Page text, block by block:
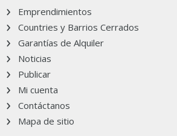
Emprendimientos
Countries y Barrios Cerrados
Garantías de Alquiler
Noticias
Publicar
Mi cuenta
Contáctanos
Mapa de sitio